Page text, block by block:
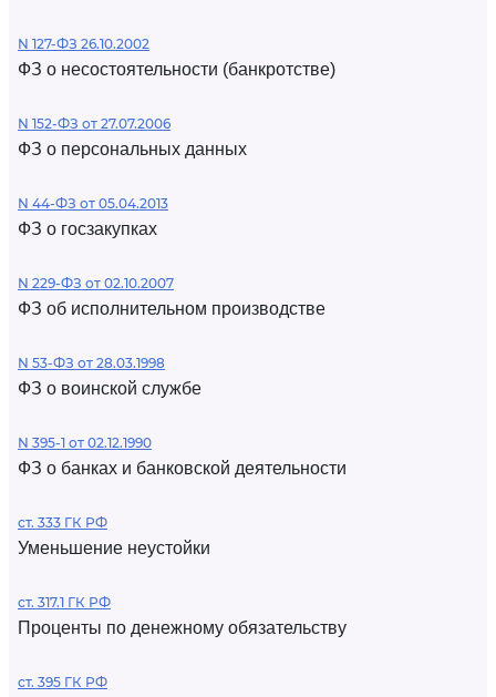
N 127-ФЗ 26.10.2002
ФЗ о несостоятельности (банкротстве)
N 152-ФЗ от 27.07.2006
ФЗ о персональных данных
N 44-ФЗ от 05.04.2013
ФЗ о госзакупках
N 229-ФЗ от 02.10.2007
ФЗ об исполнительном производстве
N 53-ФЗ от 28.03.1998
ФЗ о воинской службе
N 395-1 от 02.12.1990
ФЗ о банках и банковской деятельности
ст. 333 ГК РФ
Уменьшение неустойки
ст. 317.1 ГК РФ
Проценты по денежному обязательству
ст. 395 ГК РФ